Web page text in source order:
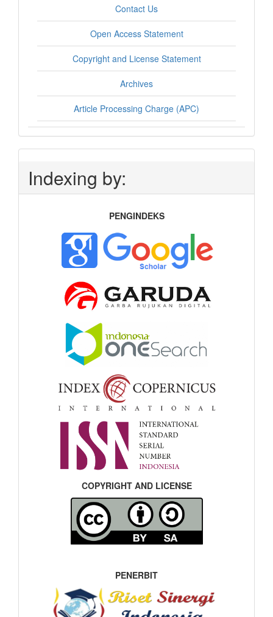
Contact Us
Open Access Statement
Copyright and License Statement
Archives
Article Processing Charge (APC)
Indexing by:
PENGINDEKS
COPYRIGHT AND LICENSE
PENERBIT